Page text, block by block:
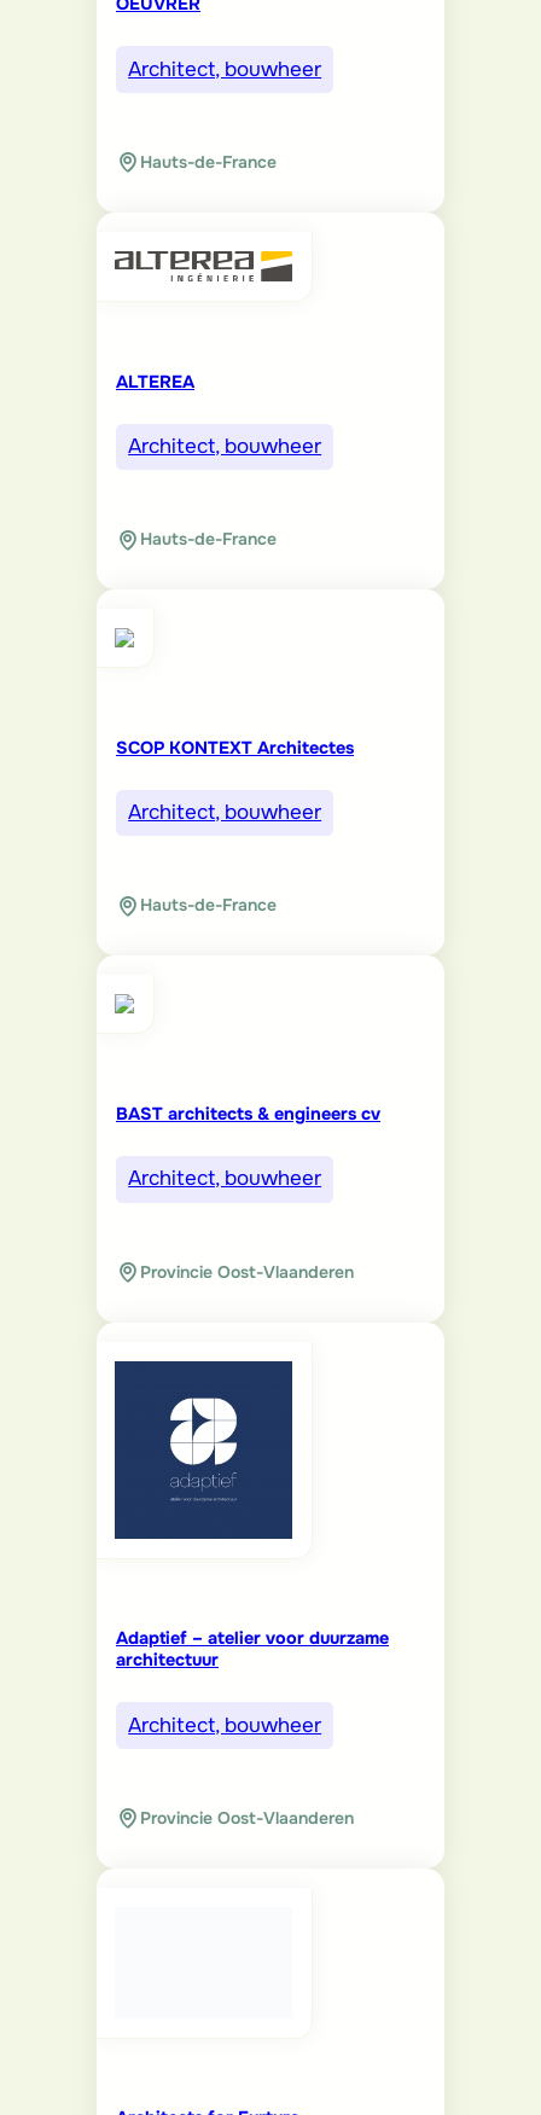
Architect, bouwheer
Hauts-de-France
ALTEREA
Architect, bouwheer
Hauts-de-France
SCOP KONTEXT Architectes
Architect, bouwheer
Hauts-de-France
BAST architects & engineers cv
Architect, bouwheer
Provincie Oost-Vlaanderen
Adaptief – atelier voor duurzame
architectuur
Architect, bouwheer
Provincie Oost-Vlaanderen